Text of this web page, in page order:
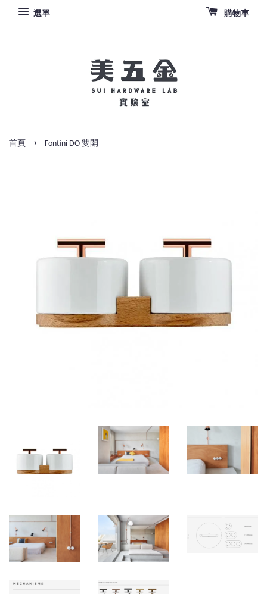
選單 購物車
首頁 › Fontini DO 雙開